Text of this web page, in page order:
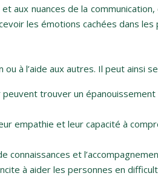
nuances de la
les émotions cachées dans
à l’aide aux autres. Il peut ainsi
trouver un
empathie et leur capacité à
connaissances et
à aider les personnes en